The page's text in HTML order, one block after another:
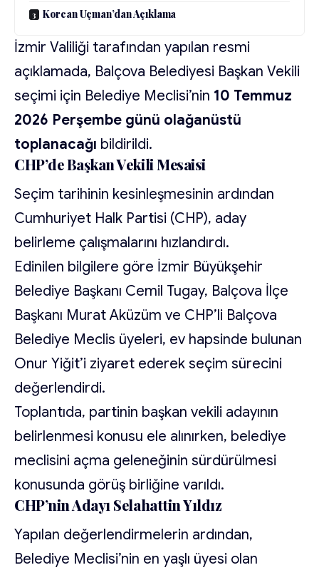
Korcan Uçman’dan Açıklama
İzmir Valiliği tarafından yapılan resmi
açıklamada, Balçova Belediyesi Başkan Vekili
seçimi için Belediye Meclisi’nin 10 Temmuz
2026 Perşembe günü olağanüstü
toplanacağı bildirildi.
CHP’de Başkan Vekili Mesaisi
Seçim tarihinin kesinleşmesinin ardından
Cumhuriyet Halk Partisi (CHP), aday
belirleme çalışmalarını hızlandırdı.
Edinilen bilgilere göre İzmir Büyükşehir
Belediye Başkanı Cemil Tugay, Balçova İlçe
Başkanı Murat Aküzüm ve CHP’li Balçova
Belediye Meclis üyeleri, ev hapsinde bulunan
Onur Yiğit’i ziyaret ederek seçim sürecini
değerlendirdi.
Toplantıda, partinin başkan vekili adayının
belirlenmesi konusu ele alınırken, belediye
meclisini açma geleneğinin sürdürülmesi
konusunda görüş birliğine varıldı.
CHP’nin Adayı Selahattin Yıldız
Yapılan değerlendirmelerin ardından,
Belediye Meclisi’nin en yaşlı üyesi olan